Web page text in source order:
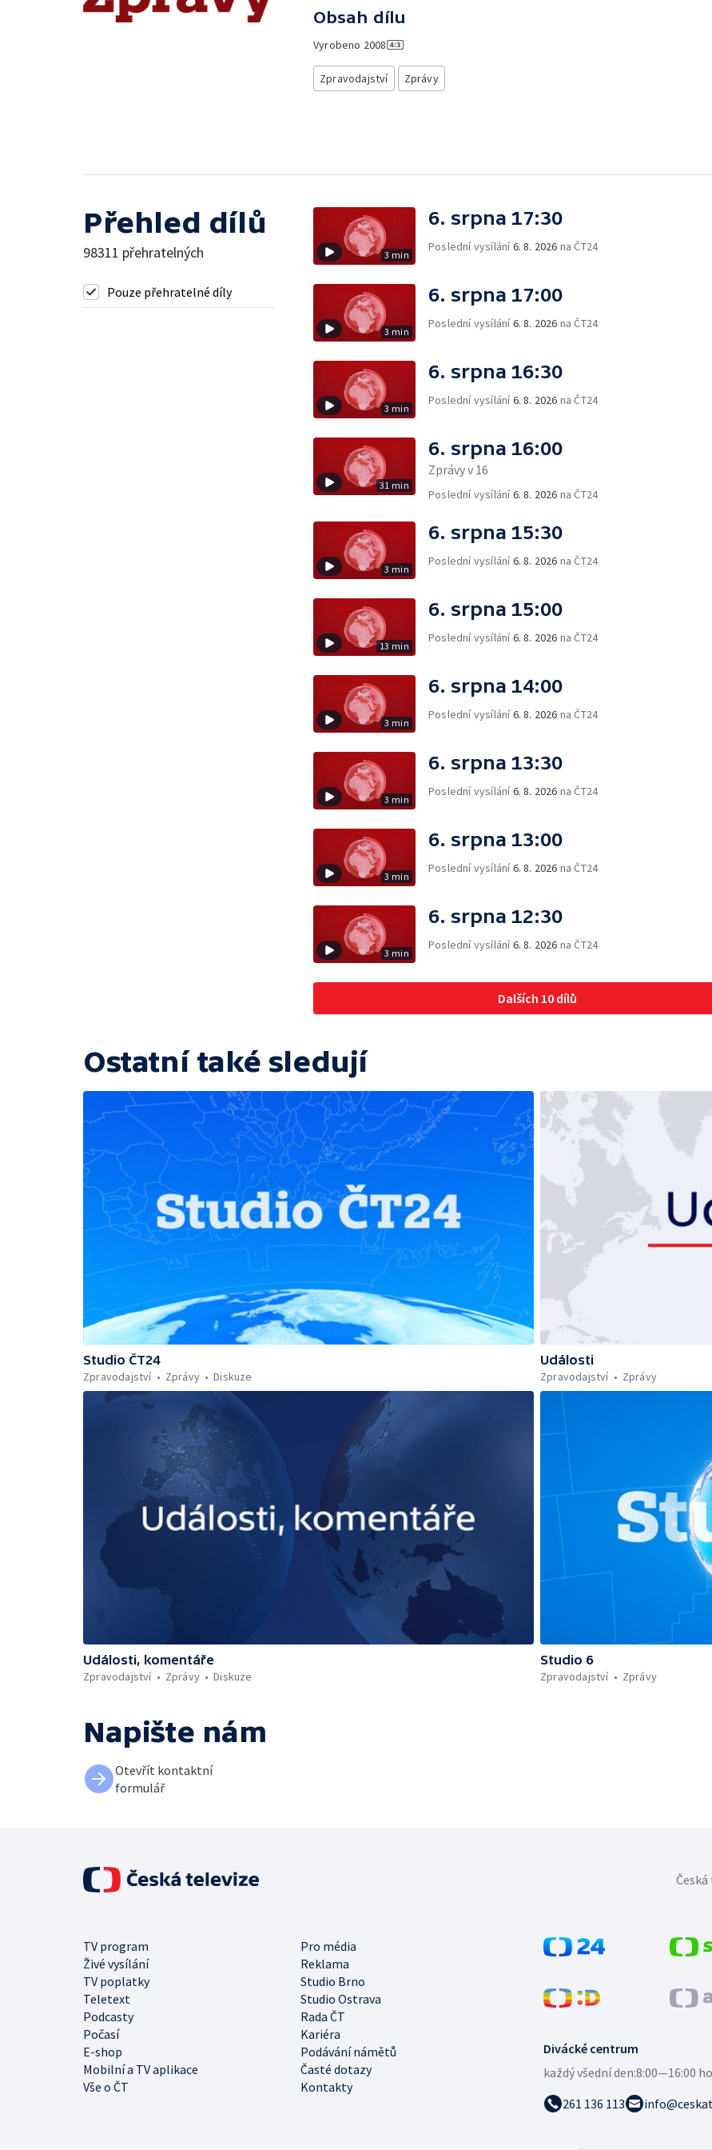
Obsah dílu
Vyrobeno 2008
Zpravodajství Zprávy
Přehled dílů
98311 přehratelných
Pouze přehratelné díly
3 min
6. srpna 17:30
Poslední vysílání6. 8. 2026 na ČT24
3 min
6. srpna 17:00
Poslední vysílání6. 8. 2026 na ČT24
3 min
6. srpna 16:30
Poslední vysílání6. 8. 2026 na ČT24
31 min
6. srpna 16:00
Zprávy v 16
Poslední vysílání6. 8. 2026 na ČT24
3 min
6. srpna 15:30
Poslední vysílání6. 8. 2026 na ČT24
13 min
6. srpna 15:00
Poslední vysílání6. 8. 2026 na ČT24
3 min
6. srpna 14:00
Poslední vysílání6. 8. 2026 na ČT24
3 min
6. srpna 13:30
Poslední vysílání6. 8. 2026 na ČT24
3 min
6. srpna 13:00
Poslední vysílání6. 8. 2026 na ČT24
3 min
6. srpna 12:30
Poslední vysílání6. 8. 2026 na ČT24
Dalších 10 dílů
Ostatní také sledují
Studio ČT24
Zpravodajství
Zprávy Diskuze
Události
Zpravodajství
Zprávy
Události, komentáře
Zpravodajství
Zprávy Diskuze
Studio 6
Zpravodajství
Zprávy
Napište nám
Otevřít kontaktní
formulář
Divácké centrum
každý všední den:8:00—16:00
261 136 113
TV program
Pro média
Živé vysílání
Reklama
TV poplatky
Studio Brno
Teletext
Studio Ostrava
Podcasty
Rada ČT
Počasí
Kariéra
E-shop
Podávání námětů
Mobilní a TV aplikace
Časté dotazy
Vše o ČT
Kontakty